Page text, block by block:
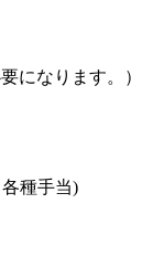
になります。）
各種手当)